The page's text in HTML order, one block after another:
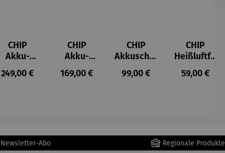
CHIP
Akku-
Staubsau
ger
Regulärer Preis:
249,00 €
CHIP
Akku-
Staubsau
ger DS02
Regulärer Preis:
169,00 €
CHIP
Akkuschra
uber
Regulärer Preis:
99,00 €
CHIP
Heißluftfri
tteuse
Regulärer
59,00 €
Abo Regionale Produkte